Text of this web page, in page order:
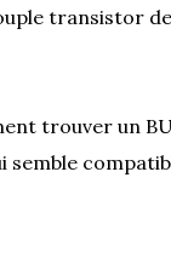
transistor
trouver un